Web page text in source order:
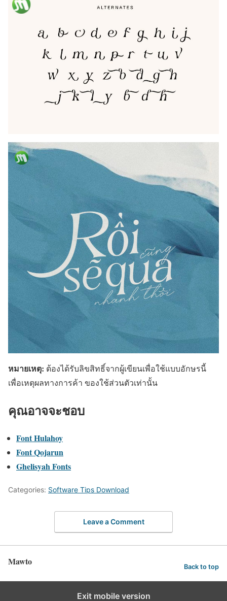
หมายเหตุ: ต้องได้รับลิขสิทธิ์จากผู้เขียนเพื่อใช้แบบอักษรนี้
เพื่อเหตุผลทางการค้า ของใช้ส่วนตัวเท่านั้น
คุณอาจจะชอบ
Font Hulahoy
Font Qojarun
Ghelisyah Fonts
Categories: Software Tips Download
Leave a Comment
Mawto Back to top
Exit mobile version